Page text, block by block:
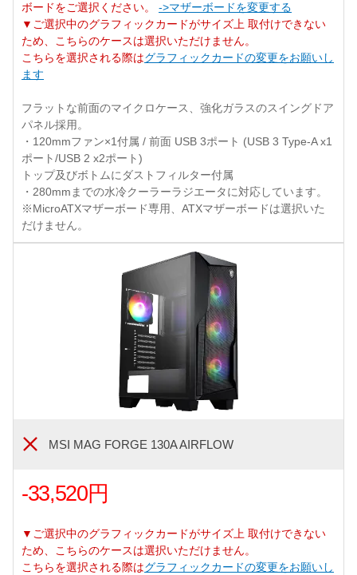
ボードをご選択ください。 ->マザーボードを変更する
▼ご選択中のグラフィックカードがサイズ上 取付けできない
ため、こちらのケースは選択いただけません。
こちらを選択される際はグラフィックカードの変更をお願いし
ます
フラットな前面のマイクロケース、強化ガラスのスイングドア
パネル採用。
・120mmファン×1付属 / 前面 USB 3ポート (USB 3 Type-A x1
ポート/USB 2 x2ポート)
トップ及びボトムにダストフィルター付属
・280mmまでの水冷クーラーラジエータに対応しています。
※MicroATXマザーボード専用、ATXマザーボードは選択いた
だけません。
MSI MAG FORGE 130A AIRFLOW
-33,520円
▼ご選択中のグラフィックカードがサイズ上 取付けできない
ため、こちらのケースは選択いただけません。
こちらを選択される際はグラフィックカードの変更をお願いし